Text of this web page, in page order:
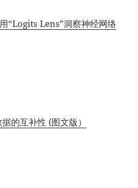
“Logits Lens”洞察神经网络
的互补性 (图文版）